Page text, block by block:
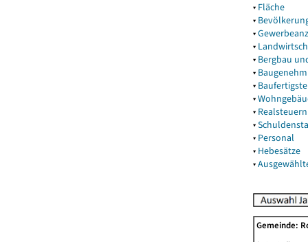
▾ Fläche
▾
▾
▾
▾ Bergbau
▾
▾
▾
▾ Realsteuern
▾
▾ Personal
▾ Hebesätze
▾
Gemeinde: